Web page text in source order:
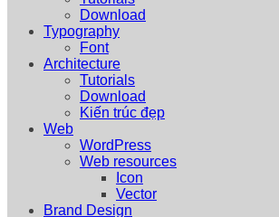
Download
Typography
Font
Architecture
Tutorials
Download
Kiến trúc đẹp
Web
WordPress
Web resources
Icon
Vector
Brand Design